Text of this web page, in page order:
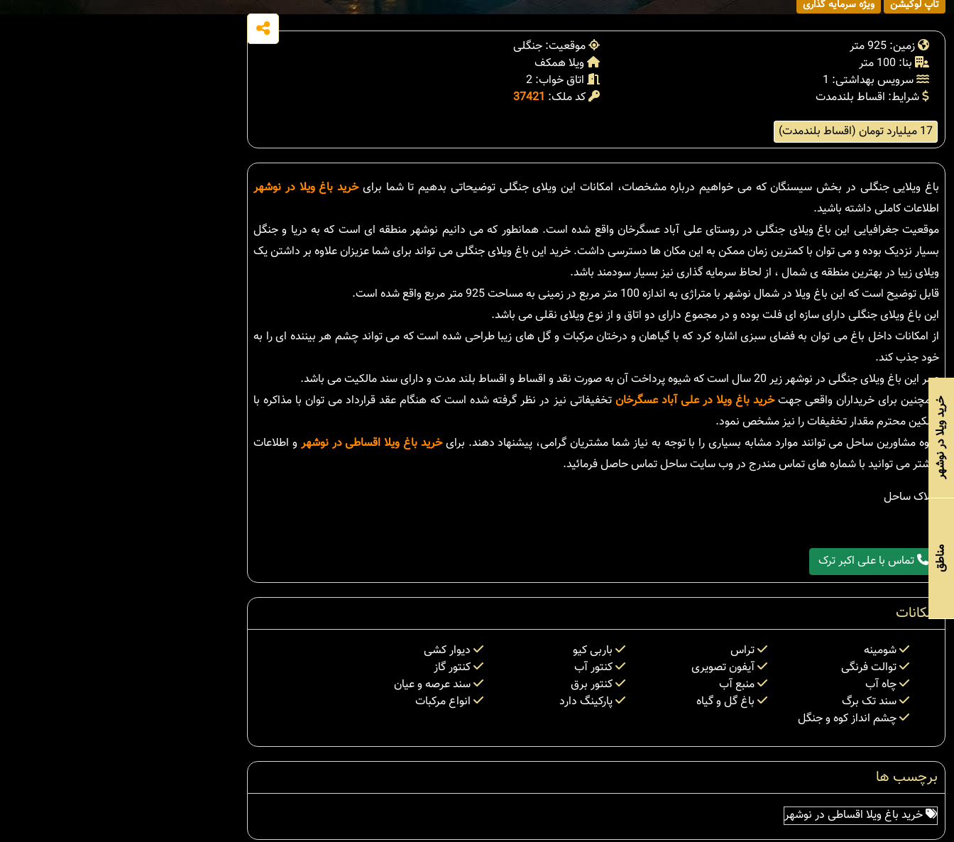
تاپ لوکیشن ویژه سرمایه گذاری
زمین: 925 متر
موقعیت: جنگلی
بنا: 100 متر
ویلا همکف
سرویس بهداشتی: 1
اتاق خواب: 2
شرایط: اقساط بلندمدت
کد ملک: 37421
17 میلیارد تومان (اقساط بلندمدت)
باغ ویلایی جنگلی در بخش سیسنگان که می خواهیم درباره مشخصات، امکانات این ویلای جنگلی توضیحاتی بدهیم تا شما برایخرید باغ ویلا در نوشهر
اطلاعات کاملی داشته باشید.
موقعیت جغرافیایی این باغ ویلای جنگلی در روستای علی آباد عسگرخان واقع شده است. همانطور که می دانیم نوشهر منطقه ای است که به دریا و جنگل
بسیار نزدیک بوده و می توان با کمترین زمان ممکن به این مکان ها دسترسی داشت. خرید این باغ ویلای جنگلی می تواند برای شما عزیزان علاوه بر داشتن یک
ویلای زیبا در بهترین منطقه ی شمال ، از لحاظ سرمایه گذاری نیز بسیار سودمند باشد.
قابل توضیح است که این باغ ویلا در شمال نوشهر با متراژی به اندازه 100 متر مربع در زمینی به مساحت 925 متر مربع واقع شده است.
این باغ ویلای جنگلی دارای سازه ای فلت بوده و در مجموع دارای دو اتاق و از نوع ویلای نقلی می باشد.
از امکانات داخل باغ می توان به فضای سبزی اشاره کرد که با گیاهان و درختان مرکبات و گل های زیبا طراحی شده است که می تواند چشم هر بیننده ای را به
خود جذب کند.
عمر این باغ ویلای جنگلی در نوشهر زیر 20 سال است که شیوه پرداخت آن به صورت نقد و اقساط و اقساط بلند مدت و دارای سند مالکیت می باشد.
همچنین برای خریداران واقعی جهتخرید باغ ویلا در علی آباد عسگرخان تخفیفاتی نیز در نظر گرفته شده است که هنگام عقد قرارداد می توان با مذاکره با
مالکین محترم مقدار تخفیفات را نیز مشخص نمود.
گروه مشاورین ساحل می توانند موارد مشابه بسیاری را با توجه به نیاز شما مشتریان گرامی، پیشنهاد دهند. برایخرید باغ ویلا اقساطی در نوشهر و اطلاعات
بیشتر می توانید با شماره های تماس مندرج در وب سایت ساحل تماس حاصل فرمائید.
املاک ساحل
تماس با علی اکبر ترک
امکانات
شومینه تراس باربی کیو
دیوار کشی
توالت فرنگی
آیفون تصویری کنتور آب
کنتور گاز
چاه آب
منبع آب کنتور برق
سند عرصه و عیان
سند تک برگ
باغ گل و گیاه پارکینگ دارد
انواع مرکبات
چشم انداز کوه و جنگل
برچسب ها
خرید باغ ویلا اقساطی در نوشهر
خرید ویلا در نوشهر
مناطق